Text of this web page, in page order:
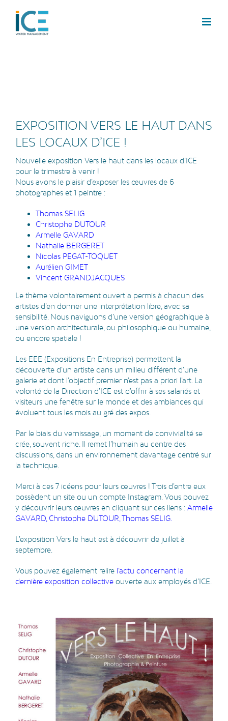
EXPOSITION VERS LE HAUT DANS
LES LOCAUX D’ICE !
Nouvelle exposition Vers le haut dans les locaux d’ICE
pour le trimestre à venir !
Nous avons le plaisir d’exposer les œuvres de 6
photographes et 1 peintre :
Thomas SELIG
Christophe DUTOUR
Armelle GAVARD
Nathalie BERGERET
Nicolas PEGAT-TOQUET
Aurélien GIMET
Vincent GRANDJACQUES
Le thème volontairement ouvert a permis à chacun des
artistes d’en donner une interprétation libre, avec sa
sensibilité. Nous naviguons d’une version géographique à
une version architecturale, ou philosophique ou humaine,
ou encore spatiale !
Les EEE (Expositions En Entreprise) permettent la
découverte d’un artiste dans un milieu différent d’une
galerie et dont l’objectif premier n’est pas a priori l’art. La
volonté de la Direction d’ICE est d’offrir à ses salariés et
visiteurs une fenêtre sur le monde et des ambiances qui
évoluent tous les mois au gré des expos.
Par le biais du vernissage, un moment de convivialité se
crée, souvent riche. Il remet l’humain au centre des
discussions, dans un environnement davantage centré sur
la technique.
Merci à ces 7 icéens pour leurs œuvres ! Trois d’entre eux
possèdent un site ou un compte Instagram. Vous pouvez
y découvrir leurs œuvres en cliquant sur ces liens : Armelle
GAVARD Christophe DUTOUR Thomas SELIG.
L’exposition Vers le haut est à découvrir de juillet à
septembre.
Vous pouvez également relire l’actu concernant la
dernière exposition collective ouverte aux employés d’ICE.